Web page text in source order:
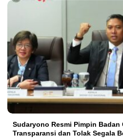
Sudaryono Resmi Pimpin Badan
Transparansi dan Tolak Segala